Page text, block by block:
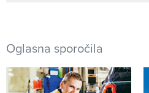
Oglasna sporočila